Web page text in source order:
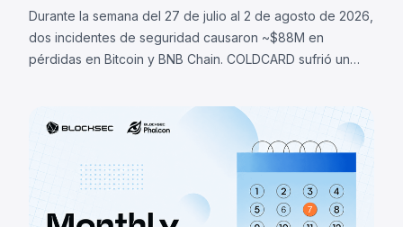
Durante la semana del 27 de julio al 2 de agosto de 2026,
dos incidentes de seguridad causaron ~$88M en
pérdidas en Bitcoin y BNB Chain. COLDCARD sufrió un
por una falla lógica.